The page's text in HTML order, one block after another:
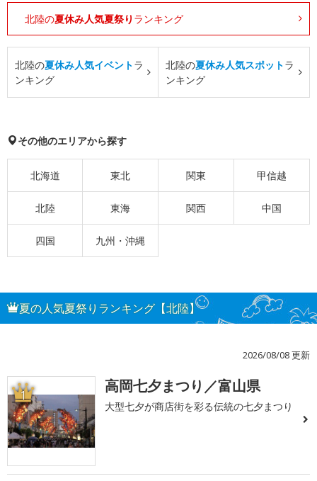
北陸の夏休み人気夏祭り ランキング
北陸の夏休み人気イベントラ
ンキング
北陸の夏休み人気スポットラ
ンキング
その他のエリアから探す
北海道 東北 関東 甲信越
北陸 東海 関西 中国
四国 九州・沖縄
夏の人気夏祭りランキング【北陸】
2026/08/08 更新
1 高岡七夕まつり／富山県
大型七夕が商店街を彩る伝統の七夕まつり